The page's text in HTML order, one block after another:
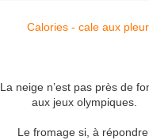
La neige n’est pas près de
aux jeux olympiques.
Le fromage si, à répondre